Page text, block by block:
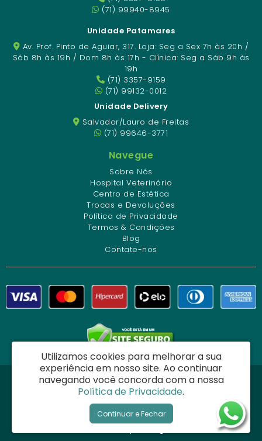
(71) 99940-8945
Unidade Patamares
Av. Prof. Pinto de Aguiar, 317. Loja: Seg a Sex 7h às 20h /
Sáb 8h às 19h / Dom 8h às 17h - Clínica: Seg a Sáb 9h às
19h
(71) 3357-9159
(71) 99132-0012
Unidade Delivery
Salvador/Lauro de Freitas
(71) 99646-3771
Navegue
Sobre Nós
Hospital Veterinário
Centro de Estética
Trocas e Devoluções
Política de Privacidade
Termos & Condições
Blog
Contate-nos
Dog Charme Center Comércio e Serviços Veterinários Ltda - CNPJ:
34.261.271/0001-12
Ladeira do Acupe, 50 - Acupe - Salvador / BA - CEP: 40290-160
Semeve © 2026
Utilizamos cookies para melhorar a sua
experiência em nosso site. Ao continuar
navegando você concorda com a nossa
Política de Privacidade.
Continuar e Fechar